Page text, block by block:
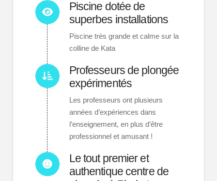
Piscine dotée de
superbes installations
Piscine très grande et calme sur la
colline de Kata
Professeurs de plongée
expérimentés
Les professeurs ont plusieurs
années d’expériences dans
l’enseignement, en plus d’être
professionnel et amusant !
Le tout premier et
authentique centre de